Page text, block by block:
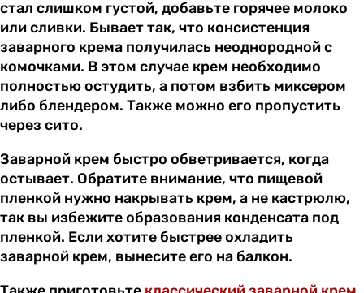
стал слишком густой, добавьте горячее молоко
или сливки. Бывает так, что консистенция
заварного крема получилась неоднородной с
комочками. В этом случае крем необходимо
полностью остудить, а потом взбить миксером
либо блендером. Также можно его пропустить
через сито.
Заварной крем быстро обветривается, когда
остывает. Обратите внимание, что пищевой
пленкой нужно накрывать крем, а не кастрюлю,
так вы избежите образования конденсата под
пленкой. Если хотите быстрее охладить
заварной крем, вынесите его на балкон.